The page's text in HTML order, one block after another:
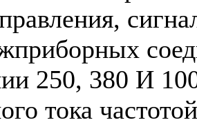
250, 380 И
тока